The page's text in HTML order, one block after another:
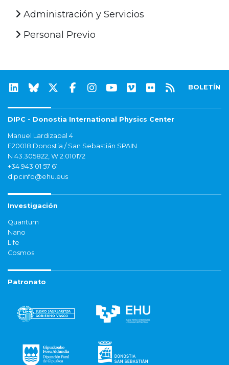
Administración y Servicios
Personal Previo
BOLETÍN
DIPC - Donostia International Physics Center
Manuel Lardizabal 4
E20018 Donostia / San Sebastián SPAIN
N 43.305822, W 2.010172
+34 943 01 57 61
dipcinfo@ehu.eus
Investigación
Quantum
Nano
Life
Cosmos
Patronato